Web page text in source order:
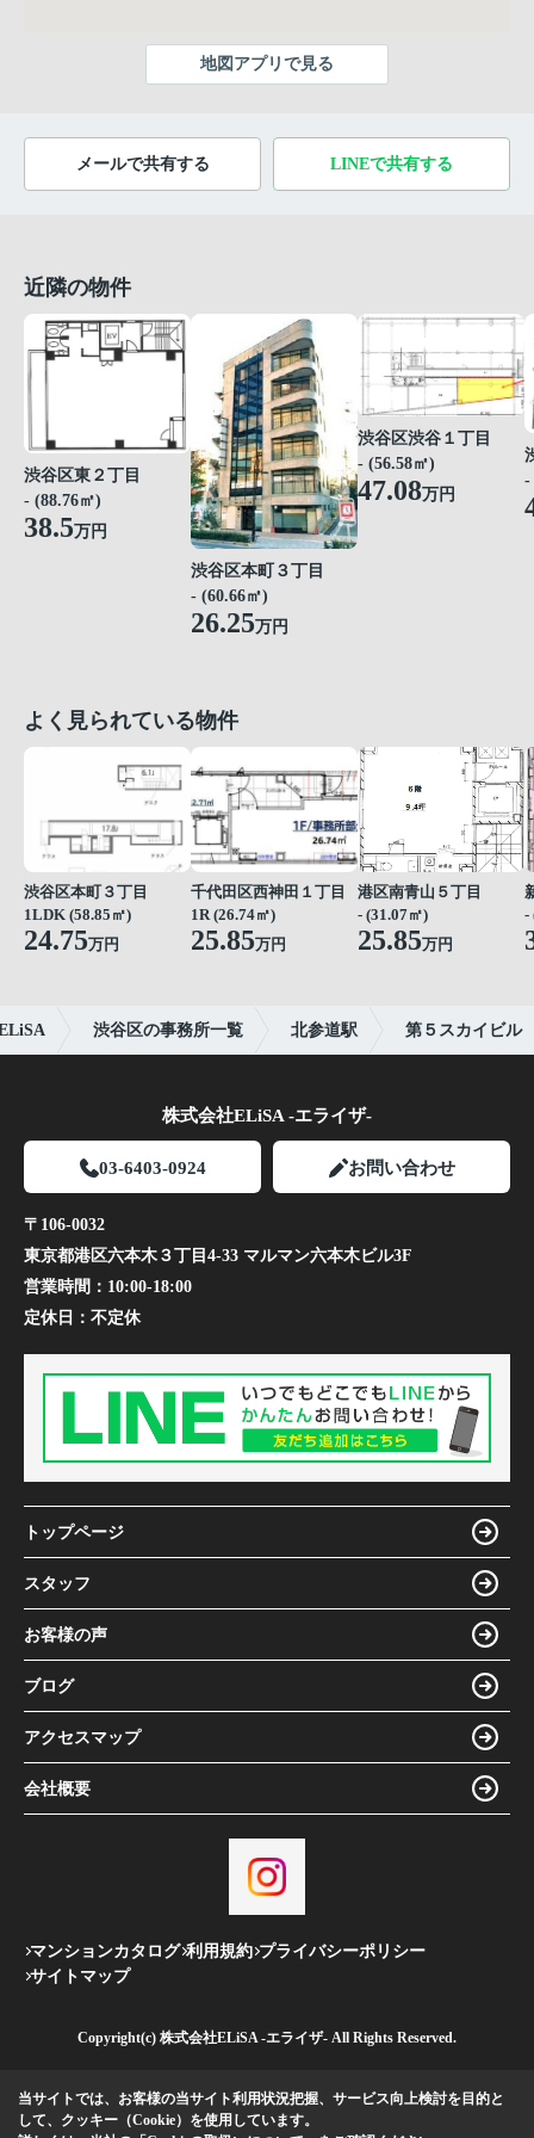
地図アプリで見る
メールで共有する LINEで共有する
近隣の物件
渋谷区東２丁目
- (88.76㎡)
38.5万円
渋谷区本町３丁目
- (60.66㎡)
26.25万円
渋谷区渋谷１丁目
- (56.58㎡)
47.08万円
-
よく見られている物件
渋谷区本町３丁目
1LDK (58.85㎡)
24.75万円
千代田区西神田１丁目
1R (26.74㎡)
25.85万円
港区南青山５丁目
- (31.07㎡)
25.85万円
-
渋谷区の事務所一覧 北参道駅 第５スカイビル
株式会社ELiSA -エライザ-
03-6403-0924 お問い合わせ
〒106-0032
東京都港区六本木３丁目4-33 マルマン六本木ビル3F
営業時間： 10:00-18:00
定休日： 不定休
トップページ
スタッフ
お客様の声
ブログ
アクセスマップ
会社概要
マンションカタログ 利用規約 プライバシーポリシー
サイトマップ
Copyright(c) 株式会社ELiSA -エライザ- All Rights Reserved.
当サイトでは、お客様の当サイト利用状況把握、サービス向上検討を目的と
して、クッキー（Cookie）を使用しています。